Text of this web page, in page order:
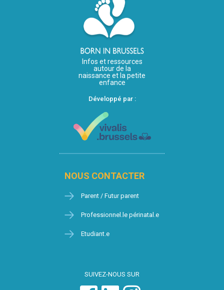
Infos et ressources
autour de la
naissance et la petite
enfance
Développé par :
NOUS CONTACTER
Parent / Futur parent
Professionnel.le périnatal.e
Etudiant.e
SUIVEZ-NOUS SUR